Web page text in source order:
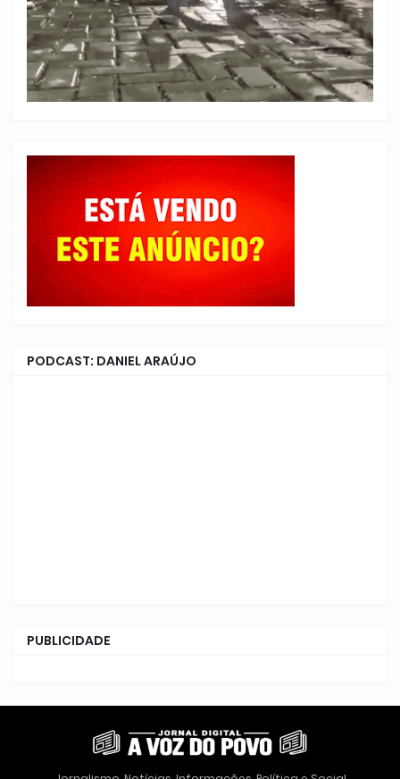
PODCAST: DANIEL ARAÚJO
PUBLICIDADE